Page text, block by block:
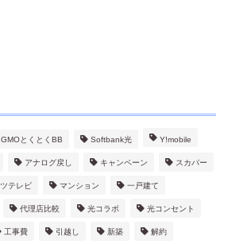
GMOとくとくBB Softbank光 Y!mobile
アナログ戻し キャンペーン スカパー
テレビ マンション 一戸建て
代理店比較 光コラボ 光コンセント
工事費 引越し 新築 解約